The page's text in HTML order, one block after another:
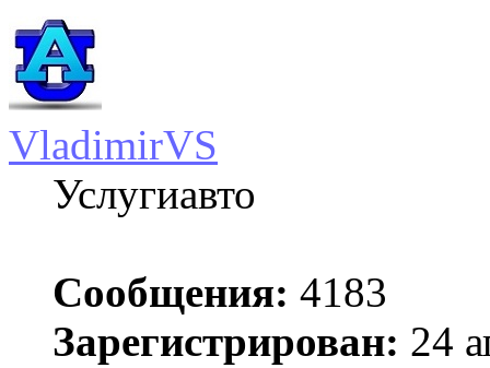
VladimirVS
Услугиавто
Сообщения: 4183
Зарегистрирован: 24